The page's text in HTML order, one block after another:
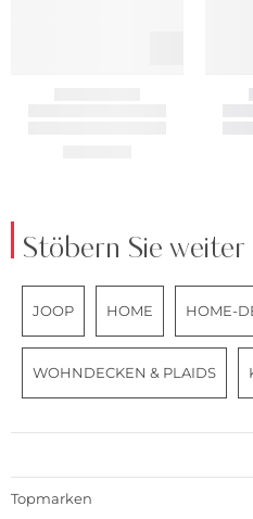
Stöbern Sie weiter
JOOP HOME HOME-
WOHNDECKEN & PLAIDS
Topmarken